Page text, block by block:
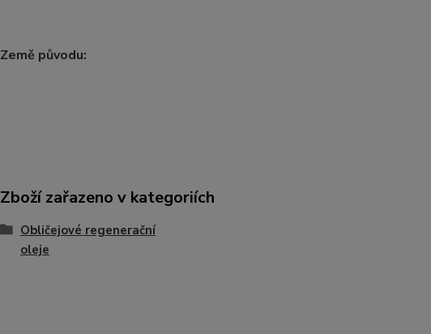
Země původu:
Zboží zařazeno v kategoriích
Obličejové regenerační
oleje